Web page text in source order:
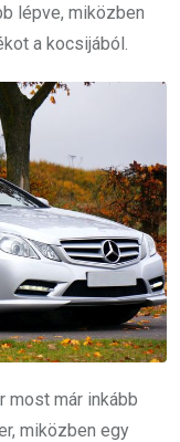
lépve, miközben
a kocsijából.
most már inkább
miközben egy